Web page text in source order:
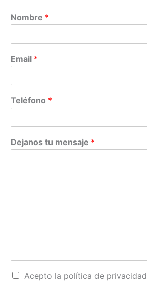
Nombre *
Email *
Teléfono *
Dejanos tu mensaje *
Acepto la política de privacidad